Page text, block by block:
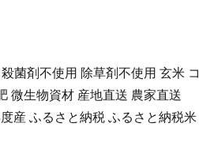
菌剤不使用 除草剤不使用 玄米 コ
微生物資材 産地直送 農家直送
産 ふるさと納税 ふるさと納税米